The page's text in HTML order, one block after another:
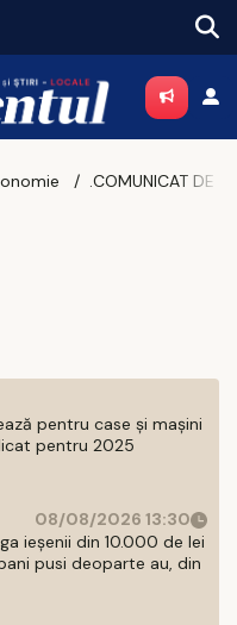
pentru case și mașini
pentru 2025
08/08/2026 13:30
ieșenii din 10.000 de lei
pusi deoparte au, din